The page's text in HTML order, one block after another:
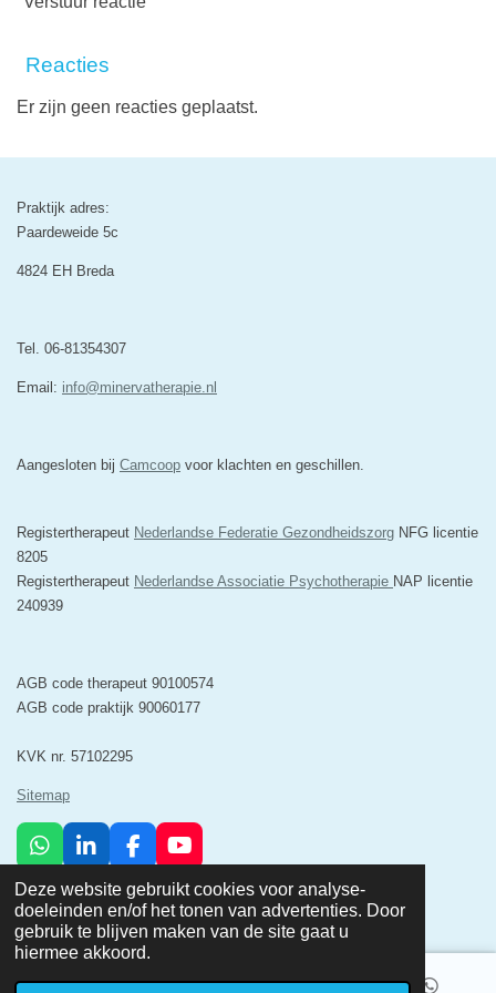
Deze website gebruikt cookies voor analyse-
doeleinden en/of het tonen van advertenties. Door
gebruik te blijven maken van de site gaat u
hiermee akkoord.
Reacties
Er zijn geen reacties geplaatst.
Praktijk adres:
Paardeweide 5c
4824 EH Breda
Tel. 06-81354307
Email: info@minervatherapie.nl
Aangesloten bij Camcoop voor klachten en geschillen.
Registertherapeut Nederlandse Federatie Gezondheidszorg NFG licentie
8205
Registertherapeut Nederlandse Associatie Psychotherapie NAP licentie
240939
AGB code therapeut 90100574
AGB code praktijk 90060177
KVK nr. 57102295
Sitemap
W
a
t
s
A
p
L
n
k
e
d
I
F
c
e
b
o
o
Y
u
T
u
e
© 2025 Minerva Psychosociale Zorg & Relatietherapie Breda
Powered byJouwWeb